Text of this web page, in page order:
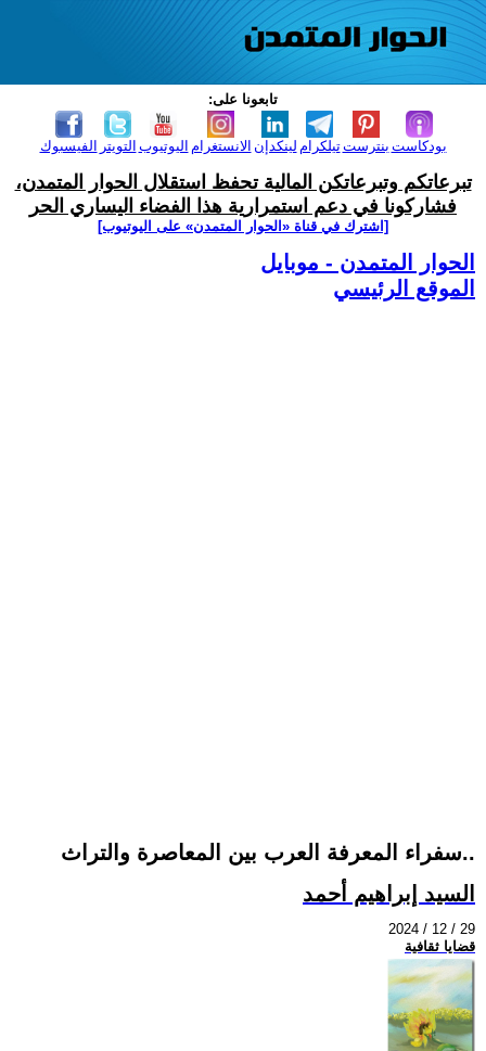
تابعونا على:
الفيسبوك التويتر اليوتيوب الانستغرام لينكدإن تيلكرامبنترست بودكاست
تبرعاتكم وتبرعاتكن المالية تحفظ استقلال الحوار المتمدن،
فشاركونا في دعم استمرارية هذا الفضاء اليساري الحر
[اشترك في قناة ‫«الحوار المتمدن» على اليوتيوب]
الحوار المتمدن - موبايل
الموقع الرئيسي
سفراء المعرفة العرب بين المعاصرة والتراث..
السيد إبراهيم أحمد
2024 / 12 / 29
قضايا ثقافية